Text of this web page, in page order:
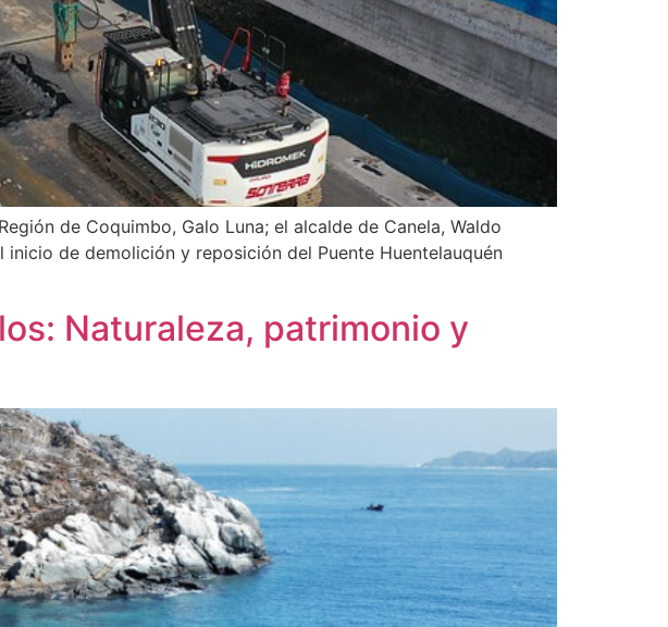
de Coquimbo, Galo Luna; el alcalde de Canela, Waldo
de demolición y reposición del Puente Huentelauquén
Naturaleza, patrimonio y